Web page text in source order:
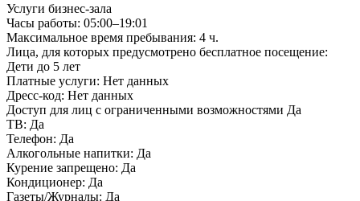
Услуги бизнес-зала
Часы работы: 05:00–19:01
Максимальное время пребывания: 4 ч.
Лица, для которых предусмотрено бесплатное посещение:
Дети до 5 лет
Платные услуги: Нет данных
Дресс-код: Нет данных
Доступ для лиц с ограниченными возможностями Да
ТВ: Да
Телефон: Да
Алкогольные напитки: Да
Курение запрещено: Да
Кондиционер: Да
Газеты/Журналы: Да